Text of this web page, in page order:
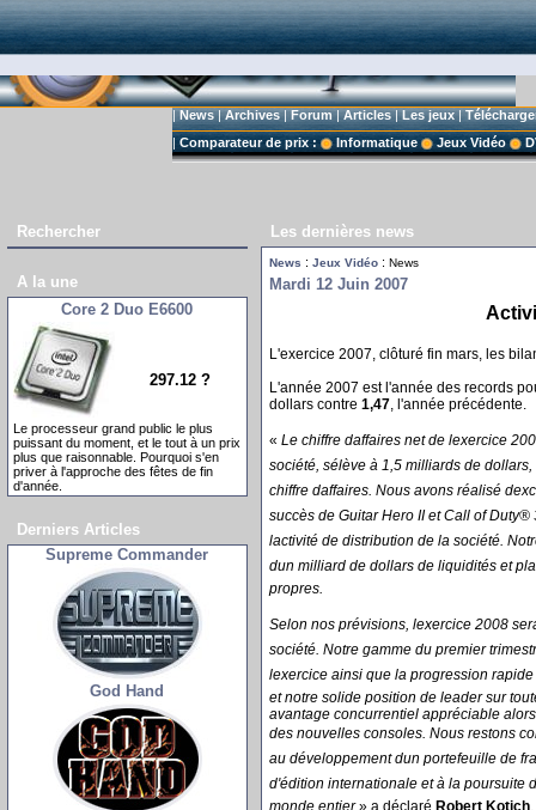
|News|Archives|Forum|Articles|Les jeux|
| Comparateur de prix : Informatique Jeux Vidéo
Rechercher
A la une
Core 2 Duo E6600
297.12 ?
Le processeur grand public le plus
puissant du moment, et le tout à un prix
plus que raisonnable. Pourquoi s'en
priver à l'approche des fêtes de fin
d'année.
Derniers Articles
Supreme Commander
God Hand
Les dernières news
News : Jeux Vidéo : News
Mardi 12 Juin 2007
L'exercice 2007, clôturé fin mars, les
L'année 2007 est l'année des records
dollars contre 1,47, l'année précédente.
« Le chiffre daffaires net de lexercice
société, sélève à 1,5 milliards de
chiffre daffaires. Nous avons réalisé
succès de Guitar Hero II et Call of
lactivité de distribution de la société.
dun milliard de dollars de liquidités et
propres.
Selon nos prévisions, lexercice 2008
société. Notre gamme du premier
lexercice ainsi que la progression
et notre solide position de leader sur
avantage concurrentiel appréciable
des nouvelles consoles. Nous restons
au développement dun portefeuille de
d'édition internationale et à la poursuite
monde entier» a déclaré Robert Kotich,